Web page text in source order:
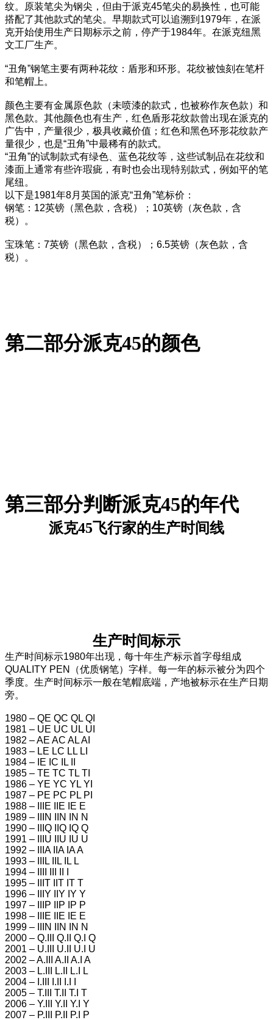
纹。原装笔尖为钢尖，但由于派克45笔尖的易换性，也可能
搭配了其他款式的笔尖。早期款式可以追溯到1979年，在派
克开始使用生产日期标示之前，停产于1984年。在派克纽黑
文工厂生产。
“丑角”钢笔主要有两种花纹：盾形和环形。花纹被蚀刻在笔杆
和笔帽上。
颜色主要有金属原色款（未喷漆的款式，也被称作灰色款）和
黑色款。其他颜色也有生产，红色盾形花纹款曾出现在派克的
广告中，产量很少，极具收藏价值；红色和黑色环形花纹款产
量很少，也是“丑角”中最稀有的款式。
“丑角”的试制款式有绿色、蓝色花纹等，这些试制品在花纹和
漆面上通常有些许瑕疵，有时也会出现特别款式，例如平的笔
尾纽。
以下是1981年8月英国的派克“丑角”笔标价：
钢笔：12英镑（黑色款，含税）；10英镑（灰色款，含
税）。
宝珠笔：7英镑（黑色款，含税）；6.5英镑（灰色款，含
税）。
第二部分派克45的颜色
第三部分判断派克45的年代
派克45飞行家的生产时间线
生产时间标示
生产时间标示1980年出现，每十年生产标示首字母组成
QUALITY PEN（优质钢笔）字样。每一年的标示被分为四个
季度。生产时间标示一般在笔帽底端，产地被标示在生产日期
旁。
1980 – QE QC QL QI
1981 – UE UC UL UI
1982 – AE AC AL AI
1983 – LE LC LL LI
1984 – IE IC IL II
1985 – TE TC TL TI
1986 – YE YC YL YI
1987 – PE PC PL PI
1988 – IIIE IIE IE E
1989 – IIIN IIN IN N
1990 – IIIQ IIQ IQ Q
1991 – IIIU IIU IU U
1992 – IIIA IIA IA A
1993 – IIIL IIL IL L
1994 – IIII III II I
1995 – IIIT IIT IT T
1996 – IIIY IIY IY Y
1997 – IIIP IIP IP P
1998 – IIIE IIE IE E
1999 – IIIN IIN IN N
2000 – Q.III Q.II Q.I Q
2001 – U.III U.II U.I U
2002 – A.III A.II A.I A
2003 – L.III L.II L.I L
2004 – I.III I.II I.I I
2005 – T.III T.II T.I T
2006 – Y.III Y.II Y.I Y
2007 – P.III P.II P.I P